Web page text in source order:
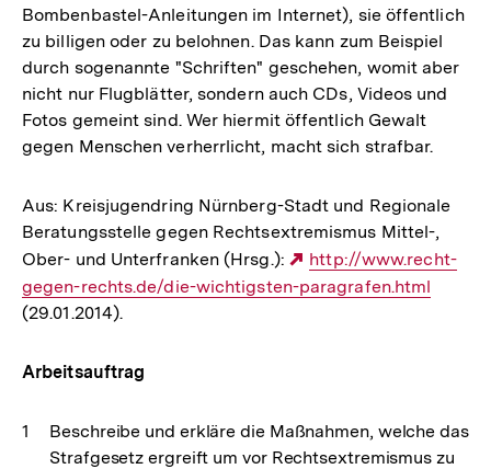
Bombenbastel-Anleitungen im Internet), sie öffentlich
zu billigen oder zu belohnen. Das kann zum Beispiel
durch sogenannte "Schriften" geschehen, womit aber
nicht nur Flugblätter, sondern auch CDs, Videos und
Fotos gemeint sind. Wer hiermit öffentlich Gewalt
gegen Menschen verherrlicht, macht sich strafbar.
Aus: Kreisjugendring Nürnberg-Stadt und Regionale
Beratungsstelle gegen Rechtsextremismus Mittel-,
Ober- und Unterfranken (Hrsg.):
Externer
Link:
http://www.recht-
gegen-rechts.de/die-wichtigsten-paragrafen.html
(29.01.2014).
Arbeitsauftrag
Beschreibe und erkläre die Maßnahmen, welche das
Strafgesetz ergreift um vor Rechtsextremismus zu